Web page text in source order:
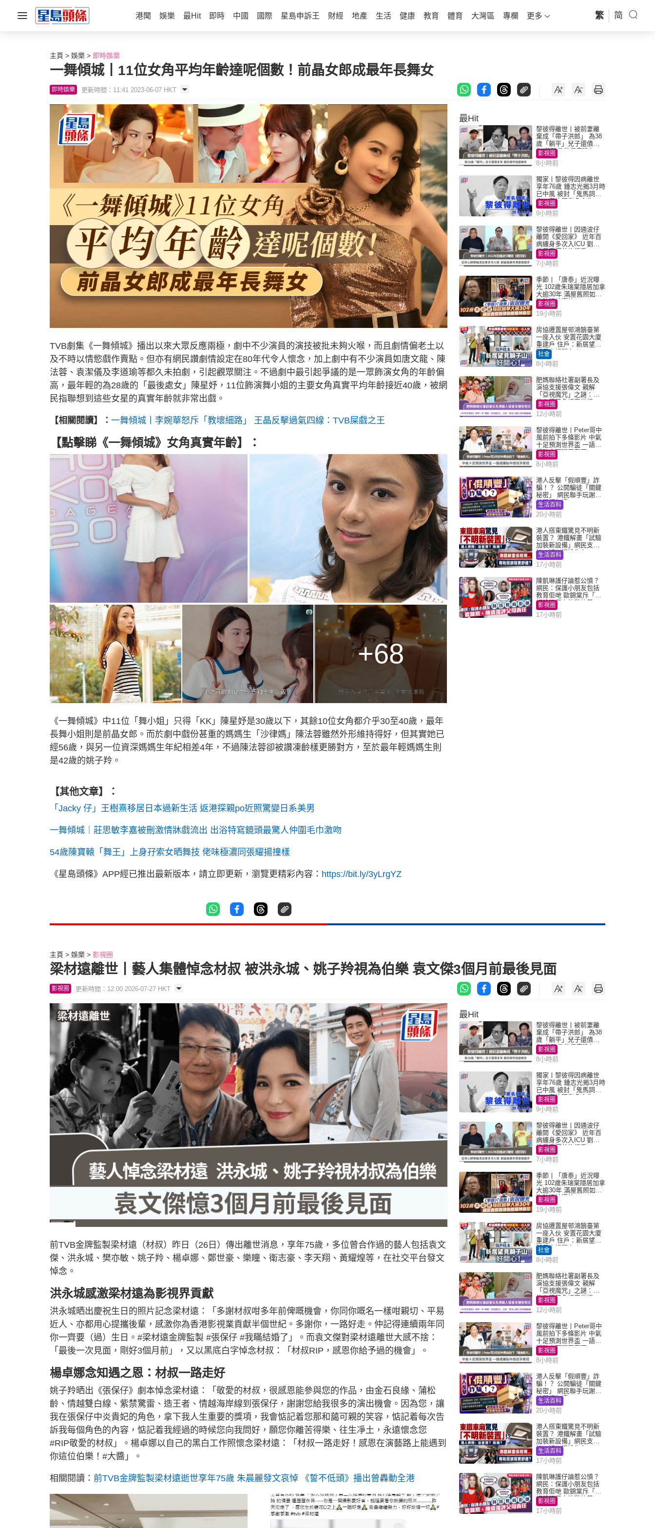
港聞 娛樂 最Hit 即時 中國 國際 星島申訴王 財經 地產 生活 健康 教育 體育 大灣區 專欄 更多 繁 简
主頁 娛樂 即時娛樂
一舞傾城丨11位女角平均年齡達呢個數！前晶女郎成最年長舞女
即時娛樂 更新時間：11:41 2023-06-07 HKT
TVB劇集《一舞傾城》播出以來大眾反應兩極，劇中不少演員的演技被批未夠火喉，而且劇情偏老土以
及不時以情慾戲作賣點。但亦有網民讚劇情設定在80年代令人懷念，加上劇中有不少演員如唐文龍、陳
法蓉、袁潔儀及李道瑜等都久未拍劇，引起觀眾關注。不過劇中最引起爭議的是一眾飾演女角的年齡偏
高，最年輕的為28歲的「最後處女」陳星妤，11位飾演舞小姐的主要女角真實平均年齡接近40歲，被網
民指聯想到這些女星的真實年齡就非常出戲。
【相關閱讀】： 一舞傾城丨李婉華怒斥「教壞細路」 王晶反擊過氣四線：TVB屎戲之王
【點擊睇《一舞傾城》女角真實年齡】：
+68
《一舞傾城》中11位「舞小姐」只得「KK」陳星妤是30歲以下，其餘10位女角都介乎30至40歲，最年
長舞小姐則是前晶女郎。而於劇中戲份甚重的媽媽生「沙律媽」陳法蓉雖然外形維持得好，但其實她已
經56歲，與另一位資深媽媽生年紀相差4年，不過陳法蓉卻被讚凍齡樣更勝對方，至於最年輕媽媽生則
是42歲的姚子羚。
【其他文章】：
「Jacky 仔」王樹熹移居日本過新生活 返港探親po近照驚變日系美男
一舞傾城｜莊思敏李嘉被刪激情牀戲流出 出浴特寫鏡頭最驚人仲圍毛巾激吻
54歲陳寶轅「舞王」上身孖索女晒舞技 佬味極濃同張耀揚撞樣
《星島頭條》APP經已推出最新版本，請立即更新，瀏覽更精彩內容： https://bit.ly/3yLrgYZ
最Hit
黎彼得離世丨被前妻離
棄成「帶子洪郎」 為38
歲「躺平」兒子還債多
年 曾盼尋伴侶度晚年
影視圈
8小時前
獨家丨黎彼得因病離世
享年76歲 鍾志光揭3月時
已中風 被封「鬼馬詞
人」與許冠傑多合作
影視圈
9小時前
黎彼得離世丨因通波仔
離開《愛回家》 近年百
病纏身多次入ICU 劉鑾
雄黃宗澤曾施援手
影視圈
7小時前
季節丨「唐泰」近況曝
光 102歲朱瑞棠隱居加拿
大逾30年 滿屋舊照如博
物館精神極佳
影視圈
19小時前
房協遷置屋邨鴻鵠臺第
一座入伙 安置花園大廈
重建戶 住戶：新居望見
獅子山好開心！
社會
8小時前
肥媽聯絡社署副署長及
演協支援張偉文 親解
「亞視魔咒」之謎：有
信心鐵三角評審繼續
影視圈
12小時前
黎彼得離世丨Peter哥中
風前拍下多條影片 中氣
十足預測世界盃 一語成
讖貼中西班牙奪冠
影視圈
8小時前
港人反擊「假順豐」詐
騙！？ 公開騙徒「關鍵
秘密」 網民聯手玩謝：
練習緬甸語
生活百科
20小時前
港人搭東鐵驚見不明新
裝置？ 港鐵解畫「試驗
加裝新設備」網民支
持：好似呢排先有
生活百科
17小時前
陳凱琳護仔論惹公憤？
網民：保護小朋友包括
教育佢哋 歐錦棠斥「養
細路唔同走地雞放養」
影視圈
17小時前
主頁 娛樂 影視圈
梁材遠離世丨藝人集體悼念材叔 被洪永城、姚子羚視為伯樂 袁文傑3個月前最後見面
影視圈 更新時間：12:00 2026-07-27 HKT
前TVB金牌監製梁材遠（材叔）昨日（26日）傳出離世消息，享年75歲，多位曾合作過的藝人包括袁文
傑、洪永城、樊亦敏、姚子羚、楊卓娜、鄭世豪、樂瞳、衛志豪、李天翔、黃耀煌等，在社交平台發文
悼念。
洪永城感激梁材遠為影視界貢獻
洪永城晒出慶祝生日的照片記念梁材遠：「多謝材叔咁多年前俾嘅機會，你同你嘅名一樣咁親切、平易
近人、亦都用心提攜後輩，感激你為香港影視業貢獻半個世紀。多謝你，一路好走。仲記得連續兩年同
你一齊要（過）生日。#梁材遠金牌監製 #張保仔 #我瞞結婚了」。而袁文傑對梁材遠離世大感不捨：
「最後一次見面，剛好3個月前」，又以黑底白字悼念材叔：「材叔RIP，感恩你給予過的機會」。
楊卓娜念知遇之恩：材叔一路走好
姚子羚晒出《張保仔》劇本悼念梁材遠：「敬愛的材叔，很感恩能參與您的作品，由金石良緣、蒲松
齡、情越雙白線、紫禁驚雷、造王者、情越海岸線到張保仔，謝謝您給我很多的演出機會。因為您，讓
我在張保仔中炎貴妃的角色，拿下我人生重要的獎項，我會惦記着您那和藹可親的笑容，惦記着每次告
訴我每個角色的內容，惦記着我經過的時候您向我問好，願您你離苦得樂、往生凈土，永遠懷念您
#RIP敬愛的材叔」。楊卓娜以自己的黑白工作照懷念梁材遠：「材叔一路走好！感恩在演藝路上能遇到
你這位伯樂！#大醬」。
相關閱讀： 前TVB金牌監製梁材遠逝世享年75歲 朱晨麗發文哀悼 《誓不低頭》播出曾轟動全港
最Hit
黎彼得離世丨被前妻離
棄成「帶子洪郎」 為38
歲「躺平」兒子還債多
年 曾盼尋伴侶度晚年
影視圈
8小時前
獨家丨黎彼得因病離世
享年76歲 鍾志光揭3月時
已中風 被封「鬼馬詞
人」與許冠傑多合作
影視圈
9小時前
黎彼得離世丨因通波仔
離開《愛回家》 近年百
病纏身多次入ICU 劉鑾
雄黃宗澤曾施援手
影視圈
7小時前
季節丨「唐泰」近況曝
光 102歲朱瑞棠隱居加拿
大逾30年 滿屋舊照如博
物館精神極佳
影視圈
19小時前
房協遷置屋邨鴻鵠臺第
一座入伙 安置花園大廈
重建戶 住戶：新居望見
獅子山好開心！
社會
8小時前
肥媽聯絡社署副署長及
演協支援張偉文 親解
「亞視魔咒」之謎：有
信心鐵三角評審繼續
影視圈
12小時前
黎彼得離世丨Peter哥中
風前拍下多條影片 中氣
十足預測世界盃 一語成
讖貼中西班牙奪冠
影視圈
8小時前
港人反擊「假順豐」詐
騙！？ 公開騙徒「關鍵
秘密」 網民聯手玩謝：
練習緬甸語
生活百科
20小時前
港人搭東鐵驚見不明新
裝置？ 港鐵解畫「試驗
加裝新設備」網民支
持：好似呢排先有
生活百科
17小時前
陳凱琳護仔論惹公憤？
網民：保護小朋友包括
教育佢哋 歐錦棠斥「養
細路唔同走地雞放養」
影視圈
17小時前